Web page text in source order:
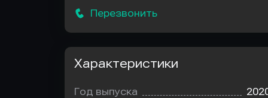
Перезвонить
Характеристики
Год выпуска